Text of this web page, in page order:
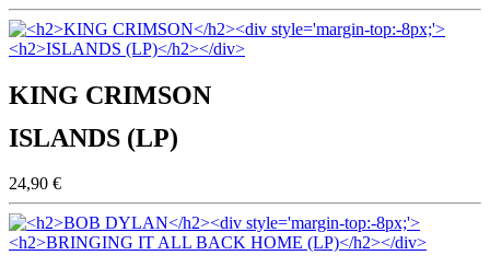
KING CRIMSON
ISLANDS (LP)
24,90 €